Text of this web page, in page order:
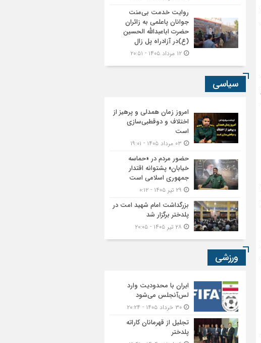
روایت خدمت بی‌منت
جوانان پاعلمی به زائران
حضرت اباعبدالله الحسین
(ع)در آزادراه پل زال
سیاسی
امروز زمان همدلی و پرهیز از
اختلاف و دوقطبی‌سازی
است
حضور مردم در «حماسه
خیابان» پشتوانه اقتدار
جمهوری اسلامی است
بزرگداشت امام شهید امت در
پلدختر برگزار شد
ورزشی
ایران با محدودیت وارد
لس‌آنجلس می‌شود
تجلیل از قهرمانان کاراته
پلدختر